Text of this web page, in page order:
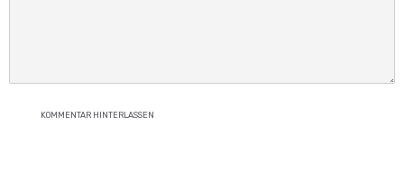
KOMMENTAR HINTERLASSEN